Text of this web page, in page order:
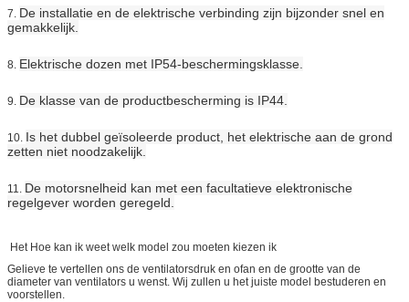
7. De installatie en de elektrische verbinding zijn bijzonder snel en
gemakkelijk.
8. Elektrische dozen met IP54-beschermingsklasse.
9. De klasse van de productbescherming is IP44.
10. Is het dubbel geïsoleerde product, het elektrische aan de grond
zetten niet noodzakelijk.
11. De motorsnelheid kan met een facultatieve elektronische
regelgever worden geregeld.
Het Hoe kan ik weet welk model zou moeten kiezen ik
Gelieve te vertellen ons de ventilatorsdruk en ofan en de grootte van de
diameter van ventilators u wenst. Wij zullen u het juiste model bestuderen en
voorstellen.